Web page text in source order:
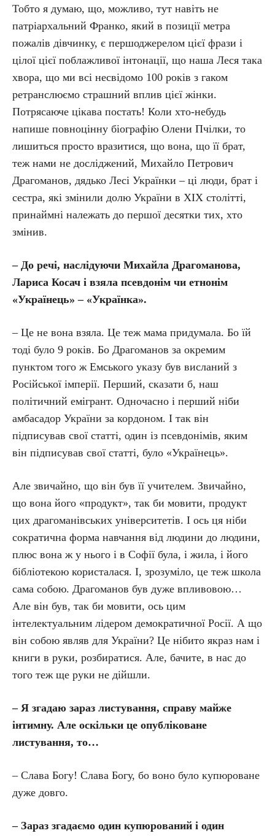
Тобто я думаю, що, можливо, тут навіть не
патріархальний Франко, який в позиції метра
пожалів дівчинку, є першоджерелом цієї фрази і
цілої цієї поблажливої інтонації, що наша Леся така
хвора, що ми всі несвідомо 100 років з гаком
ретранслюємо страшний вплив цієї жінки.
Потрясаюче цікава постать! Коли хто-небудь
напише повноцінну біографію Олени Пчілки, то
лишиться просто вразитися, що вона, що її брат,
теж нами не досліджений, Михайло Петрович
Драгоманов, дядько Лесі Українки – ці люди, брат і
сестра, які змінили долю України в ХІХ столітті,
принаймні належать до першої десятки тих, хто
змінив.
– До речі, наслідуючи Михайла Драгоманова,
Лариса Косач і взяла псевдонім чи етнонім
«Українець» – «Українка».
– Це не вона взяла. Це теж мама придумала. Бо їй
тоді було 9 років. Бо Драгоманов за окремим
пунктом того ж Емського указу був висланий з
Російської імперії. Перший, сказати б, наш
політичний емігрант. Одночасно і перший ніби
амбасадор України за кордоном. І так він
підписував свої статті, один із псевдонімів, яким
він підписував свої статті, було «Українець».
Але звичайно, що він був її учителем. Звичайно,
що вона його «продукт», так би мовити, продукт
цих драгоманівських університетів. І ось ця ніби
сократична форма навчання від людини до людини,
плюс вона ж у нього і в Софії була, і жила, і його
бібліотекою користалася. І, зрозуміло, це теж школа
сама собою. Драгоманов був дуже впливовою…
Але він був, так би мовити, ось цим
інтелектуальним лідером демократичної Росії. А що
він собою являв для України? Це нібито якраз нам і
книги в руки, розбиратися. Але, бачите, в нас до
того теж ще руки не дійшли.
– Я згадаю зараз листування, справу майже
інтимну. Але оскільки це опубліковане
листування, то…
– Слава Богу! Слава Богу, бо воно було купюроване
дуже довго.
– Зараз згадаємо один купюрований і один